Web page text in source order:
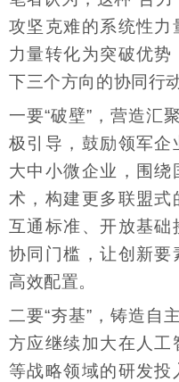
攻坚克难的系统性力
力量转化为突破优势
下三个方向的协同行动
一要“破壁”，营造汇
极引导，鼓励领军企
大中小微企业，围绕
术，构建更多联盟式
互通标准、开放基础
协同门槛，让创新要
高效配置。
二要“夯基”，铸造自
方应继续加大在人工
等战略领域的研发投